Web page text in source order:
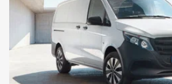
Klassenbeste beim
Wendekreis
Unübertroffene Wendigkeit für den urbanen
Jetzt die CityCat VR17e entdecken